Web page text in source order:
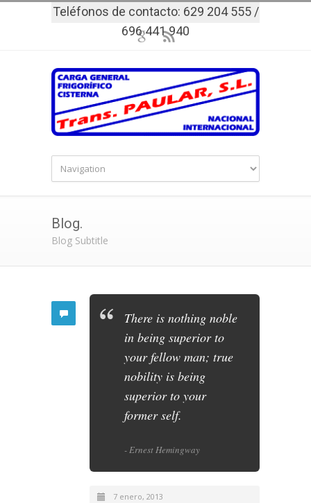
Teléfonos de contacto: 629 204 555 /
696 441 940
Blog.
Blog Subtitle
There is nothing noble
in being superior to
your fellow man; true
nobility is being
superior to your
former self.
- Ernest Hemingway
7 enero, 2013